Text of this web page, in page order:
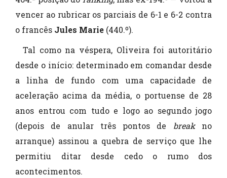
vencer ao rubricar os parciais de 6-1 e 6-2 contra
o francês Jules Marie (440.º).
Tal como na véspera, Oliveira foi autoritário
desde o início: determinado em comandar desde
a linha de fundo com uma capacidade de
aceleração acima da média, o portuense de 28
anos entrou com tudo e logo ao segundo jogo
(depois de anular três pontos de breakno
arranque) assinou a quebra de serviço que lhe
permitiu ditar desde cedo o rumo dos
acontecimentos.